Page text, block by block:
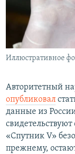
Иллюстративное
Авторитетный
опубликовал
данные из
«Спутник V»
прежнему,